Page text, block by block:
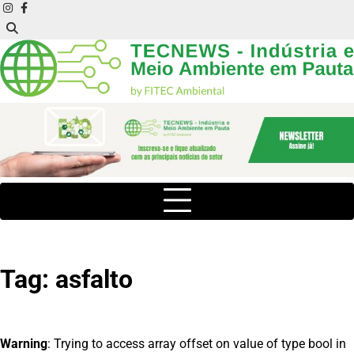
Skip
to
content
instagram
facebook
Tag: asfalto
Warning: Trying to access array offset on value of type bool in